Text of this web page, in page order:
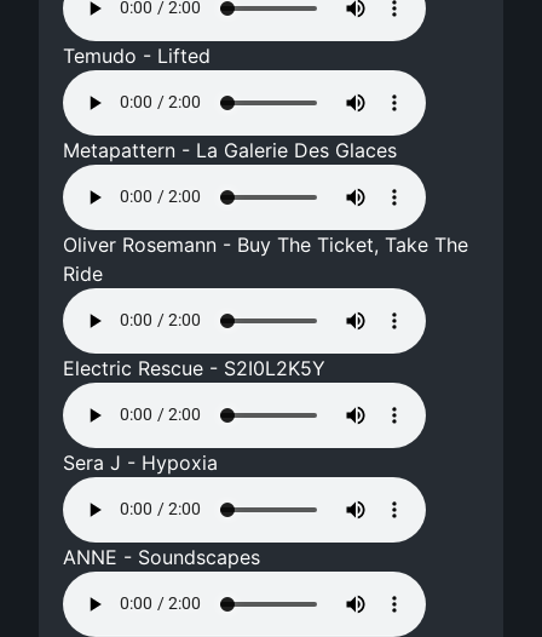
Temudo - Lifted
Metapattern - La Galerie Des Glaces
Oliver Rosemann - Buy The Ticket, Take The
Ride
Electric Rescue - S2I0L2K5Y
Sera J - Hypoxia
ANNE - Soundscapes